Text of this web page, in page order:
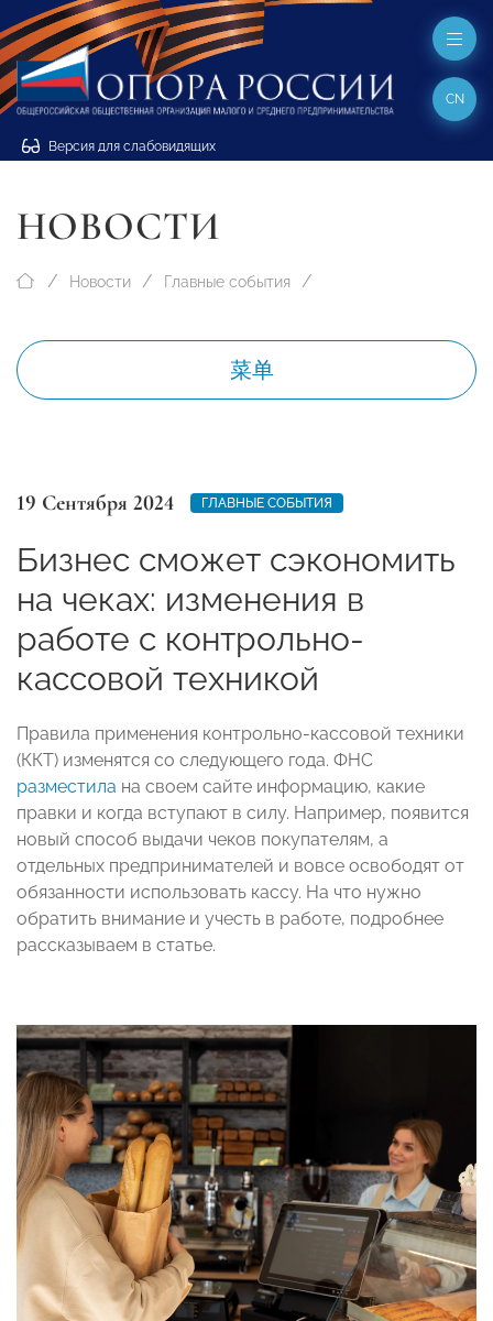
Версия для слабовидящих
CN
НОВОСТИ
Новости Главные события
菜单
19 Сентября 2024 ГЛАВНЫЕ СОБЫТИЯ
Бизнес сможет сэкономить
на чеках: изменения в
работе с контрольно-
кассовой техникой
Правила применения контрольно-кассовой техники
(ККТ) изменятся со следующего года. ФНС
разместила на своем сайте информацию, какие
правки и когда вступают в силу. Например, появится
новый способ выдачи чеков покупателям, а
отдельных предпринимателей и вовсе освободят от
обязанности использовать кассу. На что нужно
обратить внимание и учесть в работе, подробнее
рассказываем в статье.